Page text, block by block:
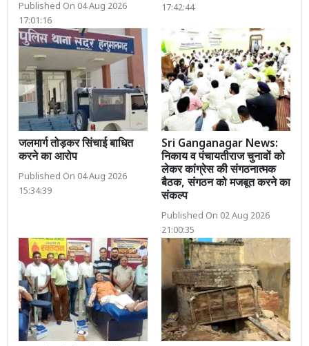
Published On 04 Aug 2026
17:01:16
17:42:44
जलमार्ग तोड़कर सिंचाई बाधित
करने का आरोप
Published On 04 Aug 2026
15:34:39
Sri Ganganagar News:
निकाय व पंचायतीराज चुनावों को
लेकर कांग्रेस की संगठनात्मक
बैठक, संगठन को मजबूत करने का
संकल्प
Published On 02 Aug 2026
21:00:35